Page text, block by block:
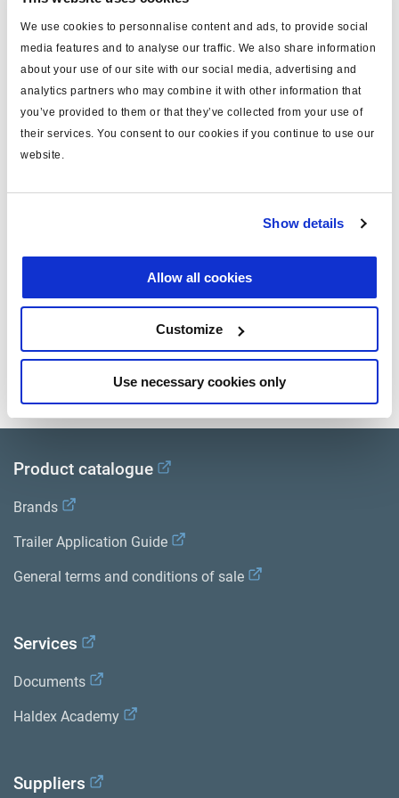
We use cookies to personnalise content and ads, to provide social
media features and to analyse our traffic. We also share information
about your use of our site with our social media, advertising and
analytics partners who may combine it with other information that
you’ve provided to them or that they’ve collected from your use of
their services. You consent to our cookies if you continue to use our
website.
Show details
Allow all cookies
Customize
Use necessary cookies only
Inicie sesión para ver las existencias y realizar pedidos.
Especificaciones técnicas
sistema
con soporte
Vea todas las publicaciones relacionadas en nuestra
Biblioteca bibliográfica de productos.
Product catalogue
Brands
Trailer Application Guide
General terms and conditions of sale
Services
Documents
Haldex Academy
Suppliers